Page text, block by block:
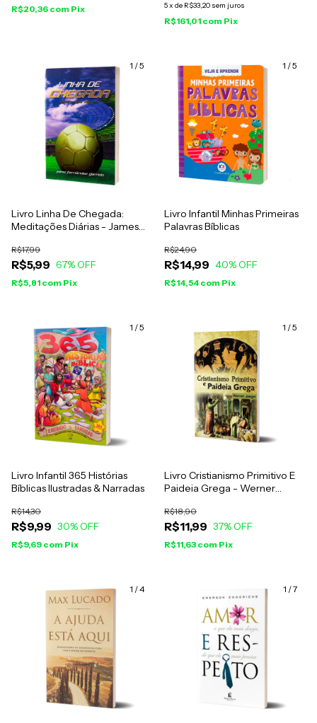
R$20,36 com Pix 5x de R$33,20 sem juros
R$161,01 com Pix
1 /5
Livro Linha De Chegada:
Meditações Diárias - James
R$5,99
R$17,99
67% OFF
R$5,81 com Pix
1 /5
Livro Infantil Minhas Primeiras
Palavras Bíblicas
R$14,99
R$24,90
40% OFF
R$14,54 com Pix
1 /5
Livro Infantil 365 Histórias
Bíblicas Ilustradas & Narradas
R$9,99
R$14,30
30% OFF
R$9,69 com Pix
1 /5
Livro Cristianismo Primitivo E
Paideia Grega - Werner
R$11,99
R$18,90
37% OFF
R$11,63 com Pix
1 /4 1 /7